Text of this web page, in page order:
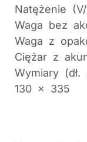
Natężenie
Waga bez
Waga z
Ciężar z
Wymiary
130 x 335